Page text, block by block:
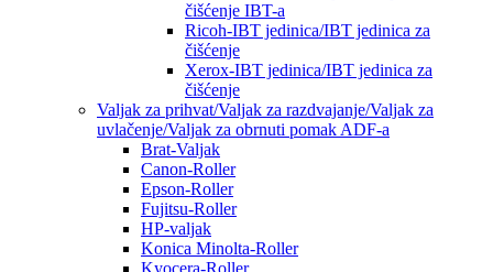
čišćenje IBT-a
Ricoh-IBT jedinica/IBT jedinica za
čišćenje
Xerox-IBT jedinica/IBT jedinica za
čišćenje
Valjak za prihvat/Valjak za razdvajanje/Valjak za
uvlačenje/Valjak za obrnuti pomak ADF-a
Brat-Valjak
Canon-Roller
Epson-Roller
Fujitsu-Roller
HP-valjak
Konica Minolta-Roller
Kyocera-Roller